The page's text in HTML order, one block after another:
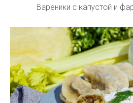
Вареники с капустой и